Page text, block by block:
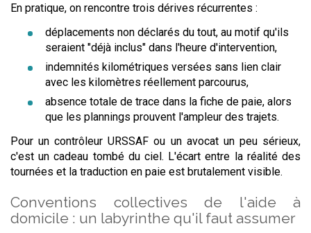
En pratique, on rencontre trois dérives récurrentes :
déplacements non déclarés du tout, au motif qu'ils
seraient "déjà inclus" dans l'heure d'intervention,
indemnités kilométriques versées sans lien clair
avec les kilomètres réellement parcourus,
absence totale de trace dans la fiche de paie, alors
que les plannings prouvent l'ampleur des trajets.
Pour un contrôleur URSSAF ou un avocat un peu sérieux,
c'est un cadeau tombé du ciel. L'écart entre la réalité des
tournées et la traduction en paie est brutalement visible.
Conventions collectives de l'aide à
domicile : un labyrinthe qu'il faut assumer